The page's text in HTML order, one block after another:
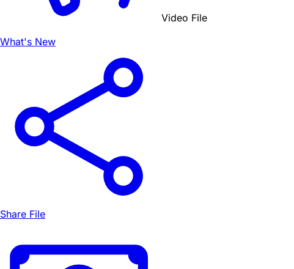
What's New
Share File
Video File